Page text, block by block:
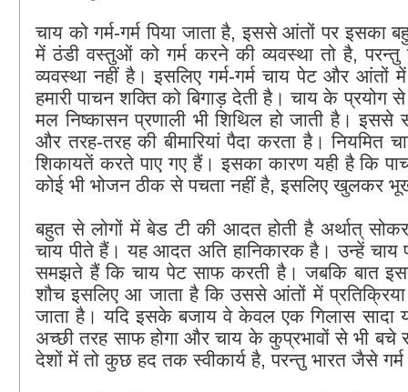
चाय को गर्म-गर्म पिया जाता है, इससे आंतों पर इसका
में ठंडी वस्तुओं को गर्म करने की व्यवस्था तो है,
व्यवस्था नहीं है। इसलिए गर्म-गर्म चाय पेट और
हमारी पाचन शक्ति को बिगाड़ देती है। चाय के प्रयोग
मल निष्कासन प्रणाली भी शिथिल हो जाती है। इससे
और तरह-तरह की बीमारियां पैदा करता है। नियमित
शिकायतें करते पाए गए हैं। इसका कारण यही है कि
कोई भी भोजन ठीक से पचता नहीं है, इसलिए खुलकर
बहुत से लोगों में बेड टी की आदत होती है अर्थात्‌
चाय पीते हैं। यह आदत अति हानिकारक है। उन्हें चाय
समझते हैं कि चाय पेट साफ करती है। जबकि बात
शौच इसलिए आ जाता है कि उससे आंतों में
जाता है। यदि इसके बजाय वे केवल एक गिलास सादा
अच्छी तरह साफ होगा और चाय के कुप्रभावों से भी
देशों में तो कुछ हद तक स्वीकार्य है, परन्तु भारत जैसे गर्म